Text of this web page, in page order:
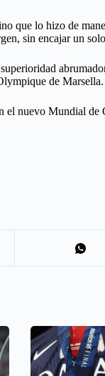
que lo hizo de
sin encajar un
de Marsella.
nuevo Mundial